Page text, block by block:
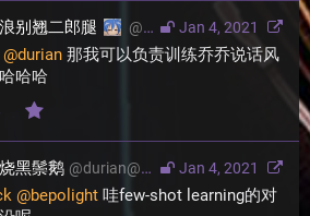
Jan 4, 2021
别翘二郎腿 @
@durian 那我可以负责训练乔乔说话风
哈哈
Jan 4, 2021
黑鬃鹅 @durian@moresci.sale
@bepolight 哇few-shot learning的对